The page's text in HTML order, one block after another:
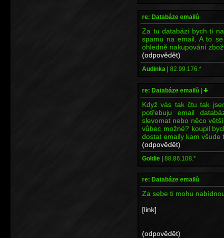
re: Databáze emailů
Za tu databázi bych ti
spamu na email. A to
ohledně nakupování
(odpovědět)
Audinka | 82.99.176.*
re: Databáze emailů |
Když vás tak čtu tak
potřebuju email
slevomat nebo něco
vůbec možné? koupil
dostat emaily kam všude
(odpovědět)
Goldie | 88.86.108.*
re: Databáze emailů
Za sebe ti mohu
[link]
(odpovědět)